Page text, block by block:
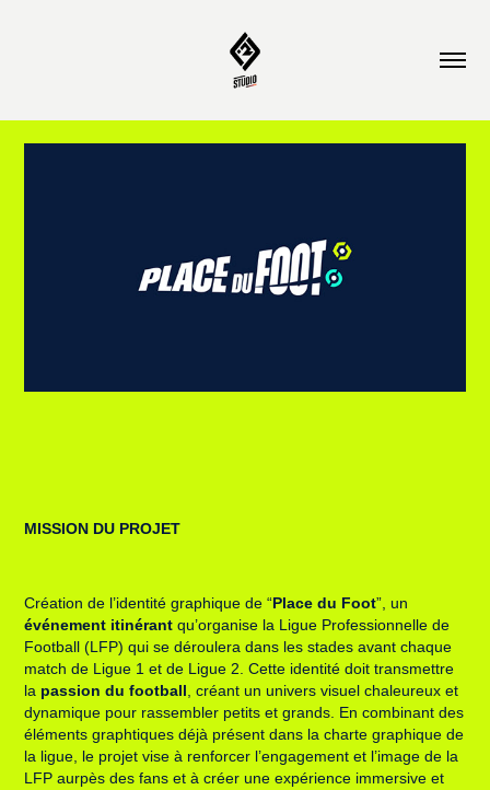
MISSION DU PROJET
Création de l’identité graphique de “Place du Foot”, un
événement itinérant qu’organise la Ligue Professionnelle de
Football (LFP) qui se déroulera dans les stades avant chaque
match de Ligue 1 et de Ligue 2. Cette identité doit transmettre
la passion du football , créant un univers visuel chaleureux et
dynamique pour rassembler petits et grands. En combinant des
éléments graphtiques déjà présent dans la charte graphique de
la ligue, le projet vise à renforcer l’engagement et l’image de la
LFP aurpès des fans et à créer une expérience immersive et